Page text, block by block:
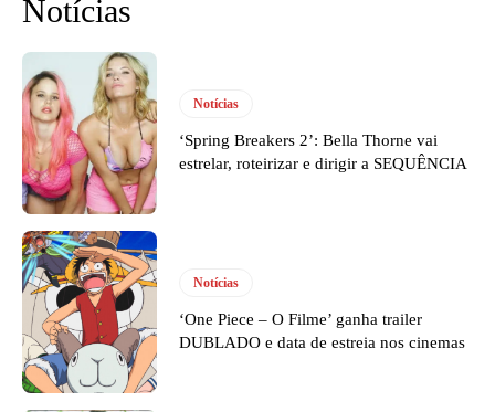
Notícias
Notícias
‘Spring Breakers 2’: Bella Thorne vai
estrelar, roteirizar e dirigir a SEQUÊNCIA
Notícias
‘One Piece – O Filme’ ganha trailer
DUBLADO e data de estreia nos cinemas